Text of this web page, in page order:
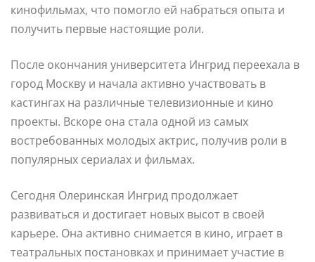
кинофильмах, что помогло ей набраться опыта и
получить первые настоящие роли.
После окончания университета Ингрид переехала в
город Москву и начала активно участвовать в
кастингах на различные телевизионные и кино
проекты. Вскоре она стала одной из самых
востребованных молодых актрис, получив роли в
популярных сериалах и фильмах.
Сегодня Олеринская Ингрид продолжает
развиваться и достигает новых высот в своей
карьере. Она активно снимается в кино, играет в
театральных постановках и принимает участие в